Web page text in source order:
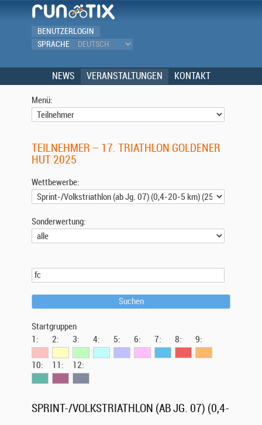
BENUTZERLOGIN
SPRACHE
NEWS VERANSTALTUNGEN KONTAKT
Menü:
TEILNEHMER – 17. TRIATHLON GOLDENER
HUT 2025
Wettbewerbe:
Sonderwertung:
Suchen
Startgruppen
1:
2: 3: 4: 5: 6: 7: 8: 9:
10: 11: 12:
SPRINT-/VOLKSTRIATHLON (AB JG. 07) (0,4-